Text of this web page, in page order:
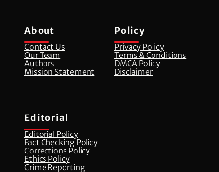
About
Contact Us
Our Team
Authors
Mission Statement
Policy
Privacy Policy
Terms & Conditions
DMCA Policy
Disclaimer
Editorial
Editorial Policy
Fact Checking Policy
Corrections Policy
⁠Ethics Policy
Crime Reporting